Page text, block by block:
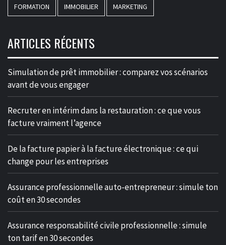
FORMATION IMMOBILIER MARKETING
ARTICLES RÉCENTS
Simulation de prêt immobilier : comparez vos scénarios
avant de vous engager
Recruter en intérim dans la restauration : ce que vous
facture vraiment l’agence
De la facture papier à la facture électronique : ce qui
change pour les entreprises
Assurance professionnelle auto-entrepreneur : simule ton
coût en 30 secondes
Assurance responsabilité civile professionnelle : simule
ton tarif en 30 secondes